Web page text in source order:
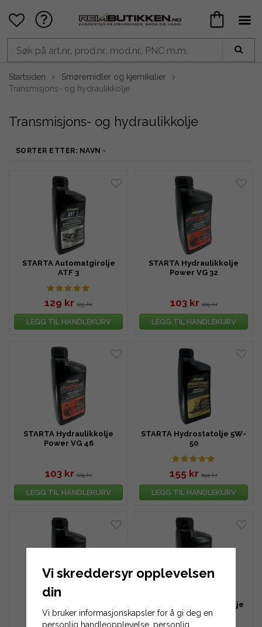
Startsiden
Smøremidler og kjemikalier
Transmisjons- og hydraulikkolje
Transmisjons- og hydraulikkolje
SORTER ETTER: NAVN
STARTA Automatgirolje
ATF 3
129 kr 155 kr
LEGG TIL HANDLEKURV
STARTA Hydraulikkolje
Power VG 32
103 kr 129 kr
LEGG TIL HANDLEKURV
STARTA Hydraulikkolje
Power VG 46
103 kr 129 kr
LEGG TIL HANDLEKURV
STARTA Hydrostatolje 5W-
50
155 kr 194 kr
LEGG TIL HANDLEKURV
Donkraftolje 1000 ml
STARTA Transmisjonsolje
80W-90 GL4
Vi skreddersyr opplevelsen
din
Vi bruker informasjonskapsler for å gi deg en
personlig handleopplevelse, personlig